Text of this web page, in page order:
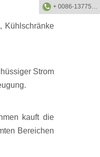
Kühlschränke
Strom
kauft die
Bereichen
+ 0086-13775232023